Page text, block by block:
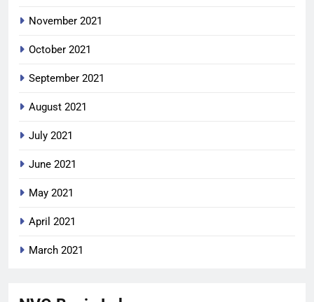
November 2021
October 2021
September 2021
August 2021
July 2021
June 2021
May 2021
April 2021
March 2021